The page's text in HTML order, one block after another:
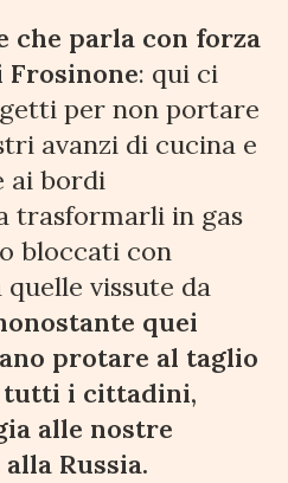
che parla con forza
: qui ci
per non portare
avanzi di cucina e
ai bordi
trasformarli in gas
bloccati con
vissute da
quei
protare al taglio
tutti i cittadini,
alle nostre
Russia.